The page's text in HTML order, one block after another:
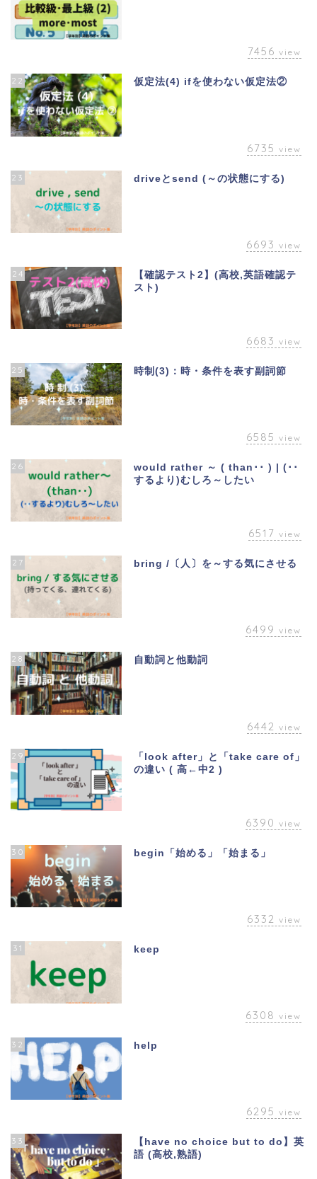
7456 view
22 仮定法(4) ifを使わない仮定法②
6735 view
23 driveとsend (～の状態にする)
6693 view
24
【確認テスト2】(高校,英語確認テ
スト)
6683 view
25 時制(3)：時・条件を表す副詞節
6585 view
26
would rather ～ ( than･･ ) | (･･
するより)むしろ～したい
6517 view
27 bring /〔人〕を～する気にさせる
6499 view
28 自動詞と他動詞
6442 view
29
「look after」と「take care of」
の違い ( 高←中2 )
6390 view
30 begin「始める」「始まる」
6332 view
31 keep
6308 view
32 help
6295 view
33
【have no choice but to do】英
語 (高校,熟語)